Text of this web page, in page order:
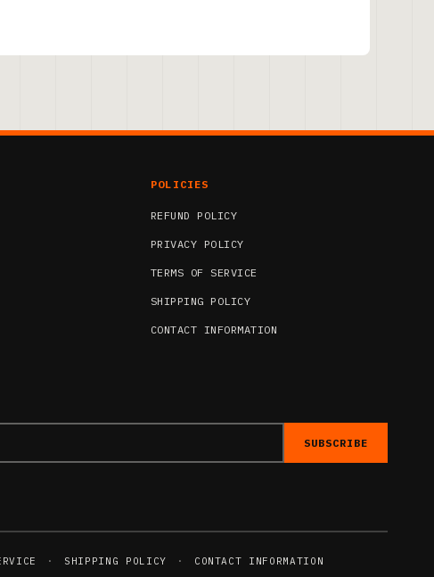
POLICIES
REFUND POLICY
PRIVACY POLICY
TERMS OF SERVICE
SHIPPING POLICY
CONTACT INFORMATION
SUBSCRIBE
· SHIPPING POLICY · CONTACT INFORMATION